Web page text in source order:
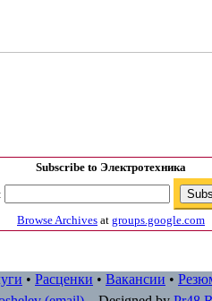
Subscribe to Электротехника
Browse Archives at groups.google.com
• Расценки • Вакансии •